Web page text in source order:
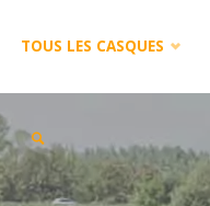
TOUS LES CASQUES